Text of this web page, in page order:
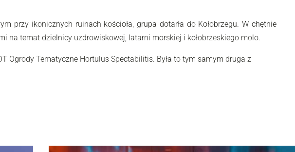
przy ikonicznych ruinach kościoła, grupa dotarła do Kołobrzegu. W chętnie
na temat dzielnicy uzdrowiskowej, latarni morskiej i kołobrzeskiego molo.
Ogrody Tematyczne Hortulus Spectabilitis. Była to tym samym druga z